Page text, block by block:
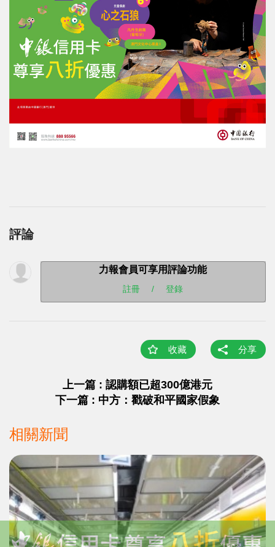
評論
力報會員可享用評論功能
註冊 / 登錄
收藏 分享
上一篇 : 認購額已超300億港元
下一篇 : 中方：戳破和平國家假象
相關新聞